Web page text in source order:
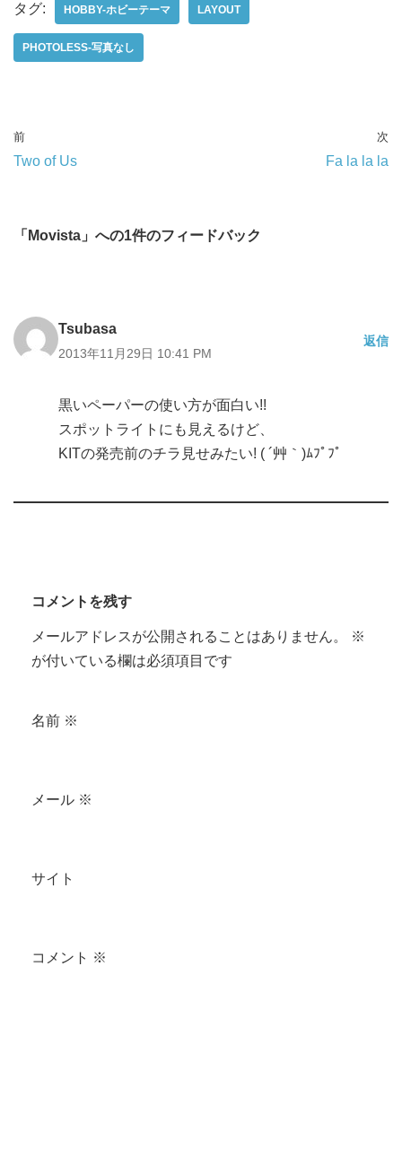
タグ: HOBBY-ホビーテーマ LAYOUT
PHOTOLESS-写真なし
前
Two of Us
次
Fa la la la
「Movista」への1件のフィードバック
Tsubasa
2013年11月29日 10:41 PM
返信
黒いペーパーの使い方が面白い!!
スポットライトにも見えるけど、
KITの発売前のチラ見せみたい! ( ´艸｀)ﾑﾌﾟﾌﾟ
コメントを残す
メールアドレスが公開されることはありません。
※
が付いている欄は必須項目です
名前 ※
メール ※
サイト
コメント ※